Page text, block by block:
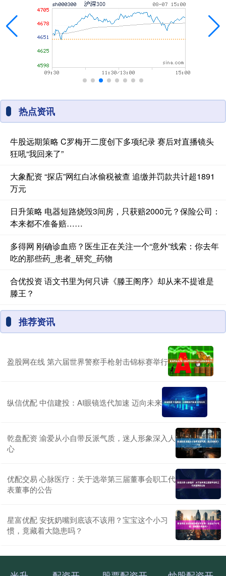
热点资讯
牛股远期策略 C罗梅开二度创下多项纪录 赛后对直播镜头
狂吼“我回来了”
大象配资 “探店”网红白冰偷税被查 追缴并罚款共计超1891
万元
日升策略 电器短路烧毁3间房，只获赔2000元？保险公司：
本来都不准备赔……
多得网 刚确诊血癌？医生正在关注一个“意外”线索：你去年
吃的那些药_患者_研究_药物
合优投资 语文书里为何只讲《滕王阁序》却从来不提谁是
滕王？
推荐资讯
盈股网在线 第六届世界警察手枪射击锦标赛举行
纵信优配 中信建投：AI眼镜迭代加速 迈向未来
乾盘配资 渝爱从小自带反派气质，迷人形象深入人
心
优配交易 心脉医疗：关于选举第三届董事会职工代
表董事的公告
星富优配 安抚奶嘴到底该不该用？宝宝这个小习
惯，竟藏着大隐患吗？